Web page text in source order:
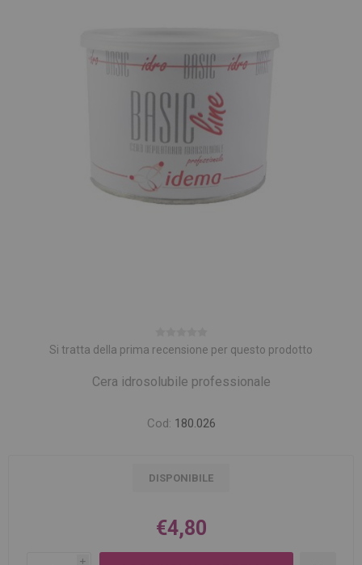
Si tratta della prima recensione per questo prodotto
Cera idrosolubile professionale
Cod: 180.026
DISPONIBILE
€4,80
i